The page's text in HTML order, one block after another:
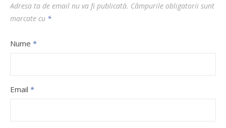
Adresa ta de email nu va fi publicată. Câmpurile obligatorii sunt
marcate cu *
Nume *
Email *